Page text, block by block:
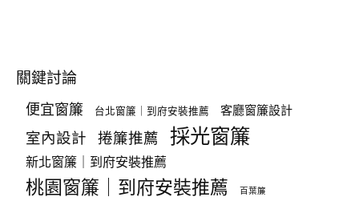
關鍵討論
便宜窗簾 台北窗簾｜到府安裝推薦 客廳窗簾設計
室內設計 捲簾推薦 採光窗簾
新北窗簾｜到府安裝推薦
桃園窗簾｜到府安裝推薦 百葉簾